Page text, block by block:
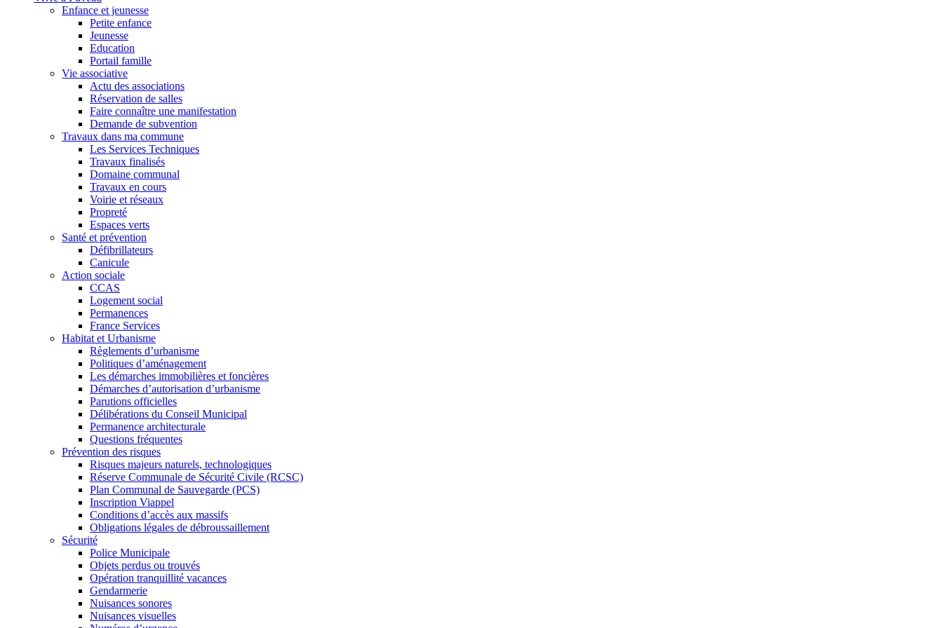
Enfance et jeunesse
Petite enfance
Jeunesse
Education
Portail famille
Vie associative
Actu des associations
Réservation de salles
Faire connaître une manifestation
Demande de subvention
Travaux dans ma commune
Les Services Techniques
Travaux finalisés
Domaine communal
Travaux en cours
Voirie et réseaux
Propreté
Espaces verts
Santé et prévention
Défibrillateurs
Canicule
Action sociale
CCAS
Logement social
Permanences
France Services
Habitat et Urbanisme
Règlements d’urbanisme
Politiques d’aménagement
Les démarches immobilières et foncières
Démarches d’autorisation d’urbanisme
Parutions officielles
Délibérations du Conseil Municipal
Permanence architecturale
Questions fréquentes
Prévention des risques
Risques majeurs naturels, technologiques
Réserve Communale de Sécurité Civile (RCSC)
Plan Communal de Sauvegarde (PCS)
Inscription Viappel
Conditions d’accès aux massifs
Obligations légales de débroussaillement
Sécurité
Police Municipale
Objets perdus ou trouvés
Opération tranquillité vacances
Gendarmerie
Nuisances sonores
Nuisances visuelles